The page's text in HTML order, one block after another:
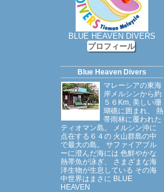
BLUE HEAVEN DIVERS
プロフィール
Blue Heaven Divers
マレーシアの東海
岸メルシンから約
５６Km, 美しい珊
瑚礁に囲まれ、 熱
帯雨林に覆われた
ティオマン島。 メルシン沖に
点在する６４の 火山群島の中
で最大の島。 サファイアブル
ーに澄んだ海には 色鮮やかな
熱帯魚が泳ぎ、 さまざまな海
洋生物が生息している その海
中世界はまさに BLUE
HEAVEN